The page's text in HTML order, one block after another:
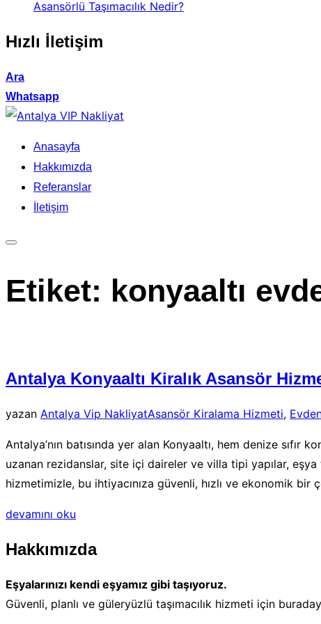
Asansörlü Taşımacılık Nedir?
Hızlı İletişim
Ara
Whatsapp
İçeriğe
Anasayfa
Hakkımızda
Referanslar
İletişim
ve
Etiket: konyaaltı
Antalya Konyaaltı Kiralık Asansör
yazan Antalya Vip NakliyatAsansör Kiralama Hizmeti,
Antalya’nın batısında yer alan Konyaaltı, hem denize
uzanan rezidanslar, site içi daireler ve villa tipi yapılar,
hizmetimizle, bu ihtiyacınıza güvenli, hızlı ve ekonomik bir
“Antalya
Kiralık
Hizmeti”
devamını oku
Hakkımızda
Eşyalarınızı kendi eşyamız gibi taşıyoruz.
Güvenli, planlı ve güleryüzlü taşımacılık hizmeti için